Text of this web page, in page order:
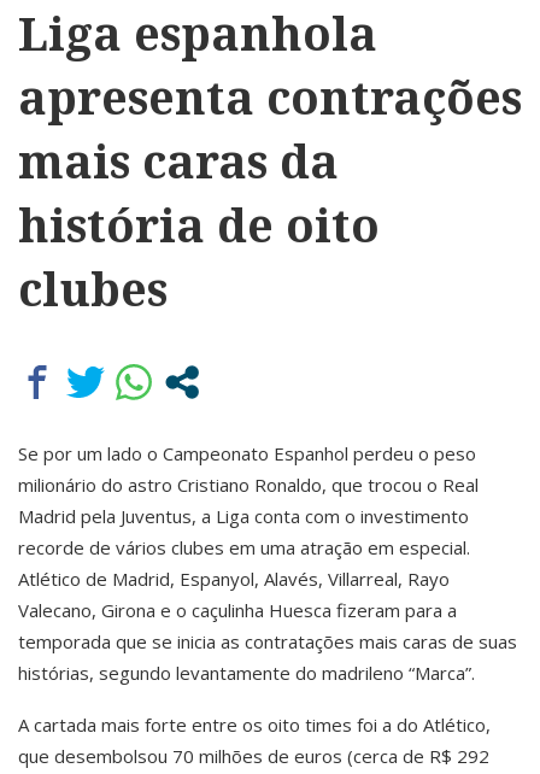
Liga espanhola
apresenta contrações
mais caras da
história de oito
clubes
Se por um lado o Campeonato Espanhol perdeu o peso
milionário do astro Cristiano Ronaldo, que trocou o Real
Madrid pela Juventus, a Liga conta com o investimento
recorde de vários clubes em uma atração em especial.
Atlético de Madrid, Espanyol, Alavés, Villarreal, Rayo
Valecano, Girona e o caçulinha Huesca fizeram para a
temporada que se inicia as contratações mais caras de suas
histórias, segundo levantamente do madrileno “Marca”.
A cartada mais forte entre os oito times foi a do Atlético,
que desembolsou 70 milhões de euros (cerca de R$ 292